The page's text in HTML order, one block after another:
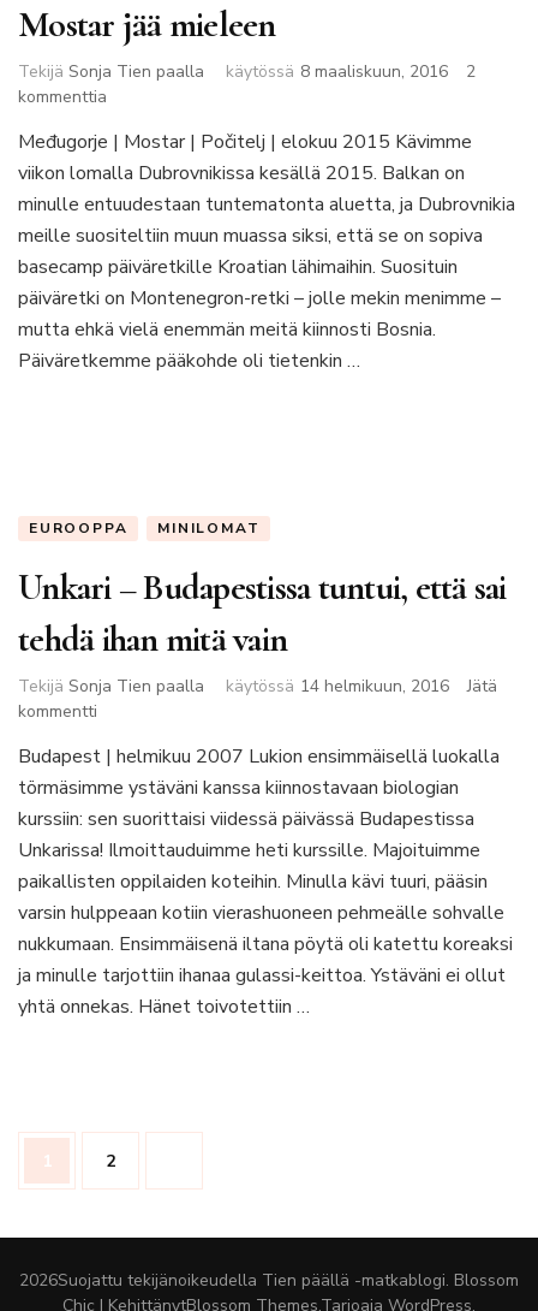
Mostar jää mieleen
Tekijä Sonja Tien paalla käytössä 8 maaliskuun, 2016
2
kommenttia
&
Herzegovina
–
Mostar
jää
mieleen
Međugorje | Mostar | Počitelj | elokuu 2015 Kävimme
viikon lomalla Dubrovnikissa kesällä 2015. Balkan on
minulle entuudestaan tuntematonta aluetta, ja Dubrovnikia
meille suositeltiin muun muassa siksi, että se on sopiva
basecamp päiväretkille Kroatian lähimaihin. Suosituin
päiväretki on Montenegron-retki – jolle mekin menimme –
mutta ehkä vielä enemmän meitä kiinnosti Bosnia.
Päiväretkemme pääkohde oli tietenkin …
EUROOPPA MINILOMAT
Unkari – Budapestissa tuntui, että sai
tehdä ihan mitä vain
Tekijä Sonja Tien paalla käytössä 14 helmikuun, 2016
Jätä
kommentti
–
Budapestissa
tuntui,
sai
tehdä
ihan
mitä
vain
Budapest | helmikuu 2007 Lukion ensimmäisellä luokalla
törmäsimme ystäväni kanssa kiinnostavaan biologian
kurssiin: sen suorittaisi viidessä päivässä Budapestissa
Unkarissa! Ilmoittauduimme heti kurssille. Majoituimme
paikallisten oppilaiden koteihin. Minulla kävi tuuri, pääsin
varsin hulppeaan kotiin vierashuoneen pehmeälle sohvalle
nukkumaan. Ensimmäisenä iltana pöytä oli katettu koreaksi
ja minulle tarjottiin ihanaa gulassi-keittoa. Ystäväni ei ollut
yhtä onnekas. Hänet toivotettiin …
Artikkelien
sivutus
Sivu
1 Sivu
2
2026Suojattu tekijänoikeudella Tien päällä -matkablogi. Blossom
Chic | KehittänytBlossom Themes.Tarjoaja WordPress.